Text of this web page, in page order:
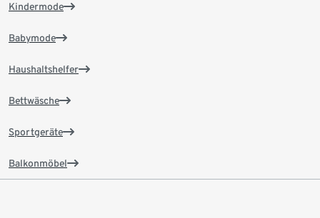
Kindermode
Babymode
Haushaltshelfer
Bettwäsche
Sportgeräte
Balkonmöbel